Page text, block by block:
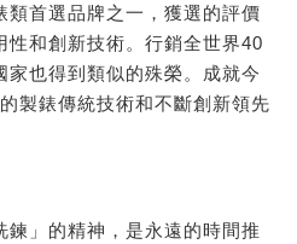
首選品牌之一，獲選的評價
和創新技術。行銷全世界40
也得到類似的殊榮。成就今
製錶傳統技術和不斷創新領先
」的精神，是永遠的時間推